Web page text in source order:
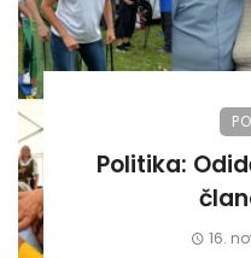
Politika: Odide jih 30 pride 600
16.